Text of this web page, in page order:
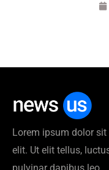
Lorem ipsum dolor
elit. Ut elit tellus,